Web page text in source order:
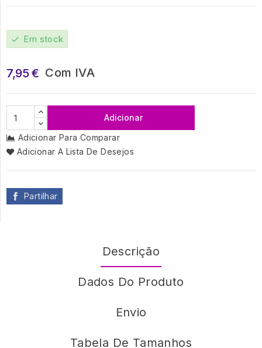
check Em stock
7,95 € Com IVA
Adicionar
Adicionar Para Comparar
Adicionar A Lista De Desejos
Partilhar
Descrição
Dados Do Produto
Envio
Tabela De Tamanhos